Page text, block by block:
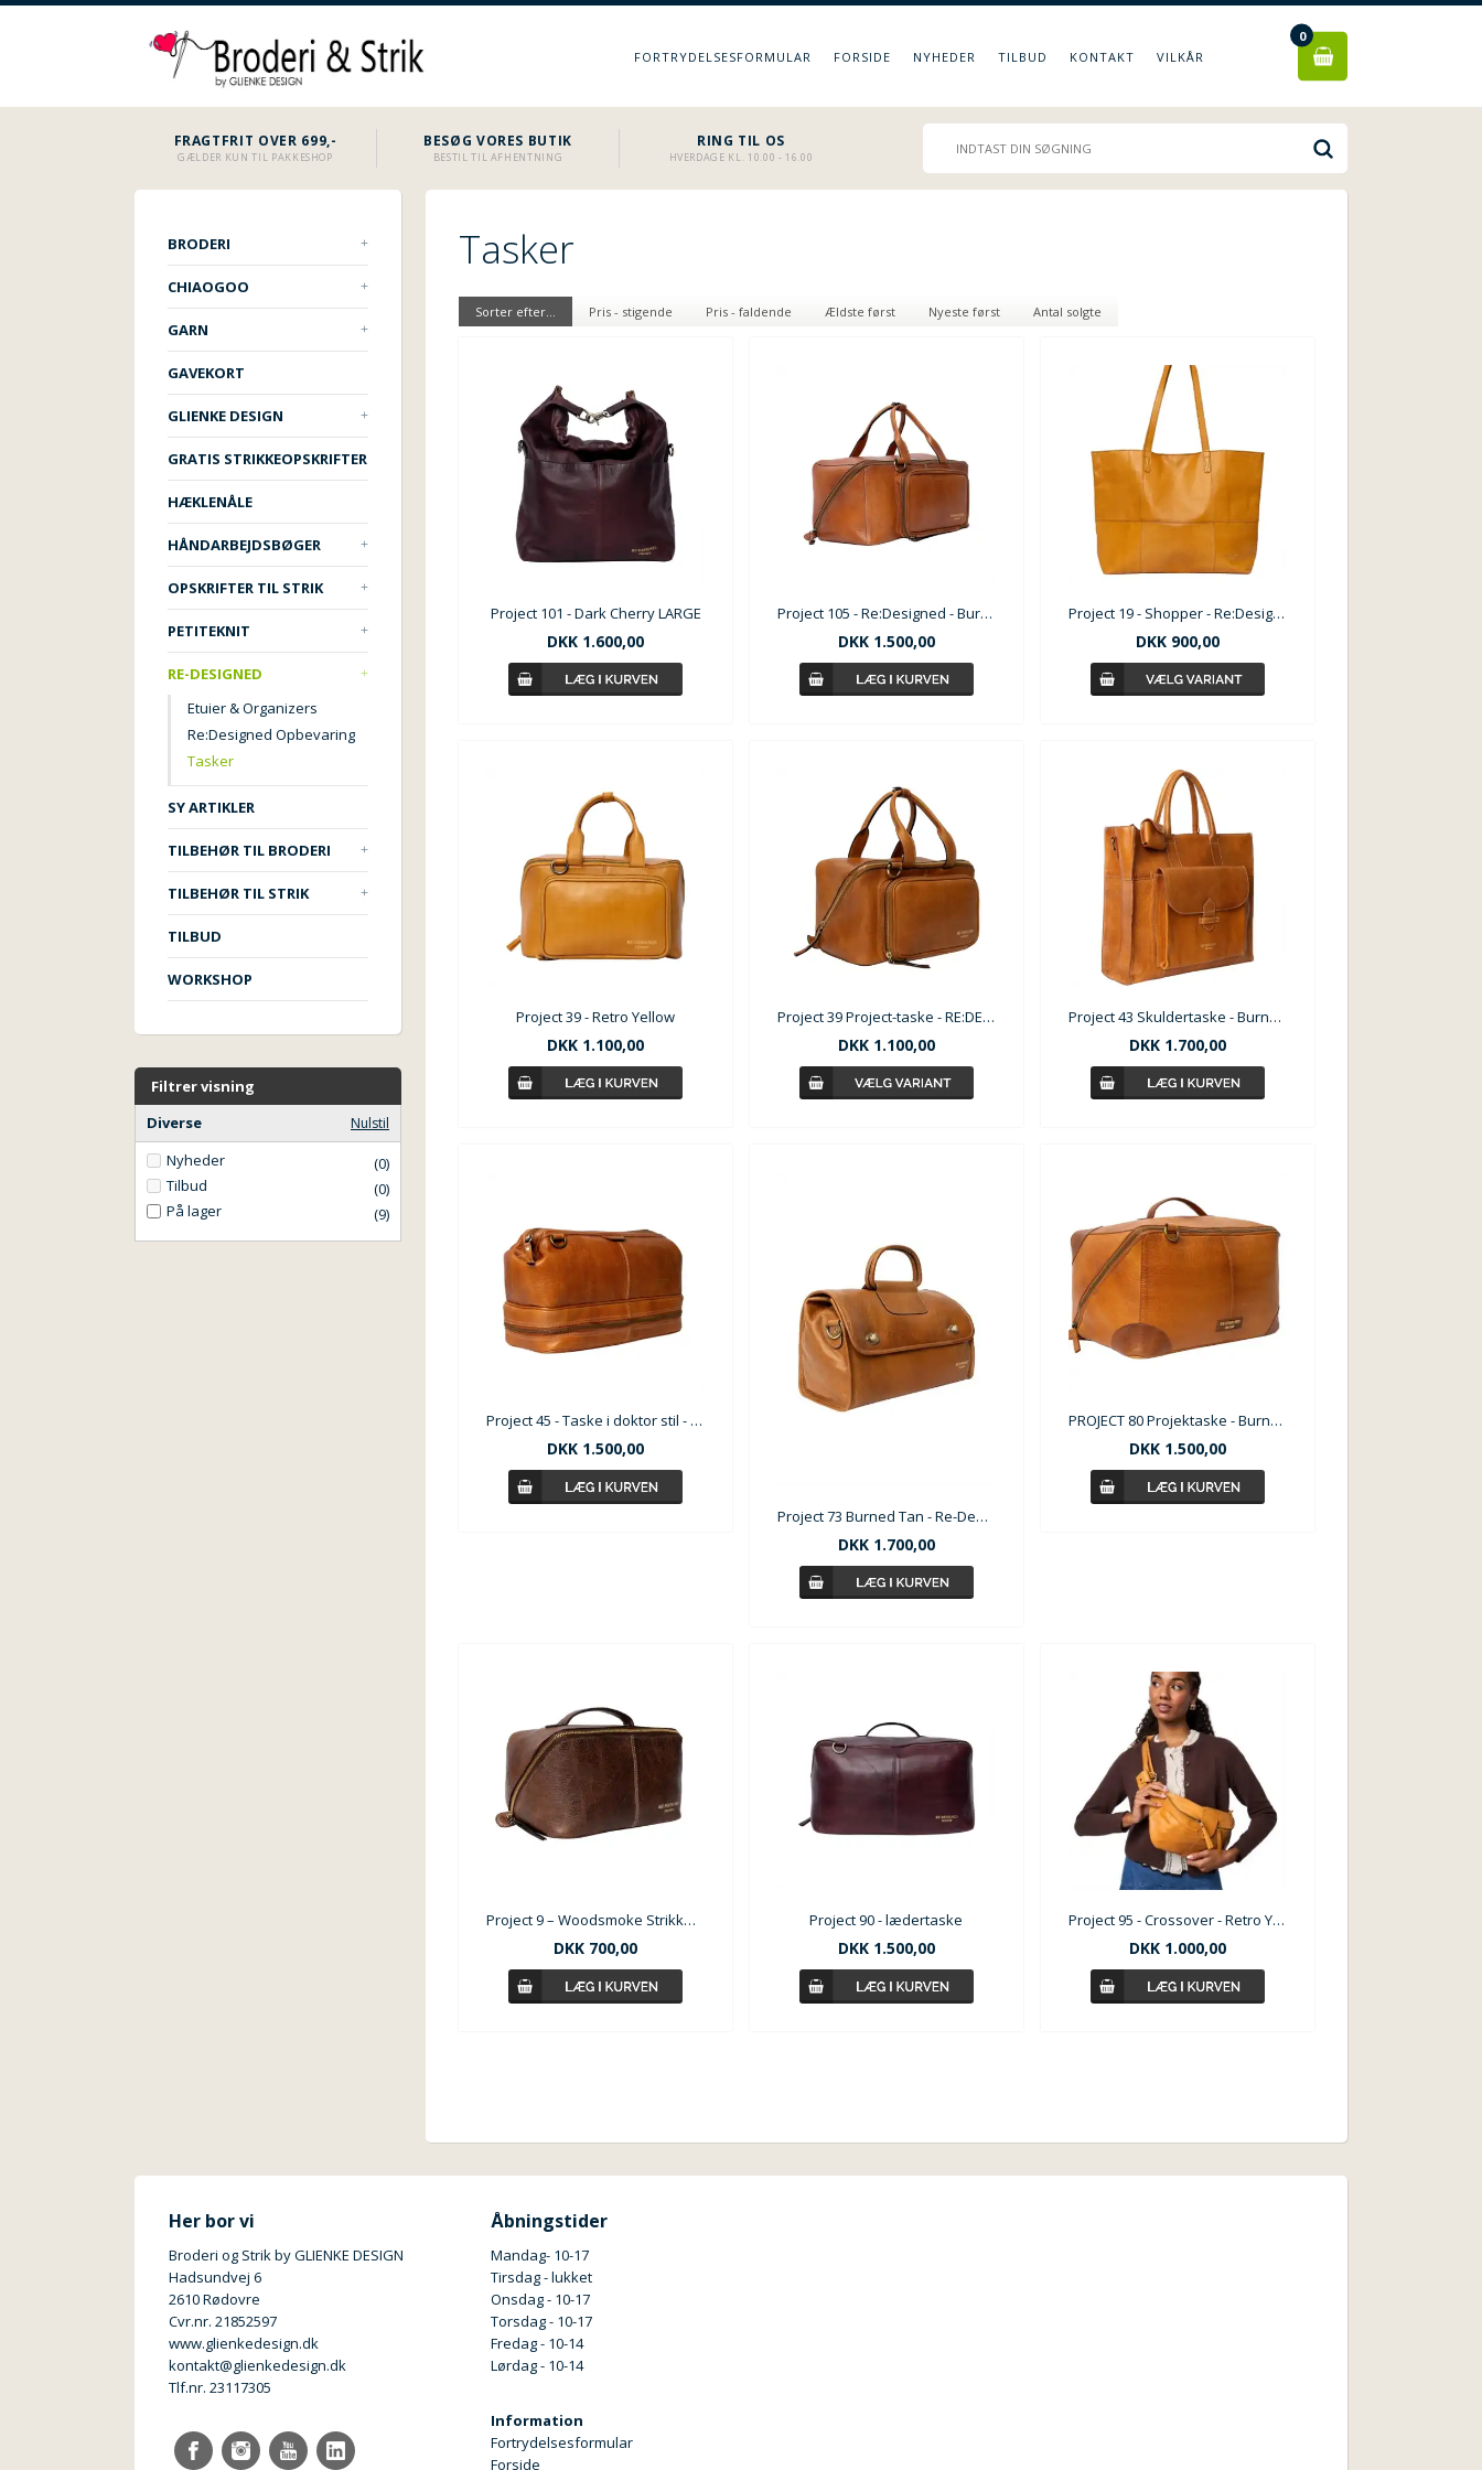
FORTRYDELSESFORMULAR FORSIDE NYHEDER TILBUD KONTAKT VILKÅR
0
FRAGTFRIT OVER 699,-
GÆLDER KUN TIL PAKKESHOP
BESØG VORES BUTIK
BESTIL TIL AFHENTNING
RING TIL OS
HVERDAGE KL. 10.00 - 16.00
BRODERI
CHIAOGOO
GARN
GAVEKORT
GLIENKE DESIGN
GRATIS STRIKKEOPSKRIFTER
HÆKLENÅLE
HÅNDARBEJDSBØGER
OPSKRIFTER TIL STRIK
PETITEKNIT
RE-DESIGNED
Etuier & Organizers
Re:Designed Opbevaring
Tasker
SY ARTIKLER
TILBEHØR TIL BRODERI
TILBEHØR TIL STRIK
TILBUD
WORKSHOP
Filtrer visning
Diverse
Nulstil
Nyheder
(0)
Tilbud
(0)
På lager
(9)
Tasker
Sorter efter... Pris - stigende Pris - faldende Ældste først Nyeste først Antal solgte
Project 101 - Dark Cherry LARGE
DKK 1.600,00
Project 105 - Re:Designed - Burned Tan
DKK1.500,00
Project 19 - Shopper - Re:Designed
DKK900,00
Project 39 - Retro Yellow
DKK 1.100,00
Project 39 Project-taske - RE:DESIGNED
DKK1.100,00
Project 43 Skuldertaske - Burned Tan
DKK1.700,00
Project 45 - Taske i doktor stil - Burned Tan
DKK 1.500,00
Project 73 Burned Tan - Re-Desiged
DKK1.700,00
PROJECT 80 Projektaske - Burned Tan / Walnut
DKK1.500,00
Project 9 – Woodsmoke Strikketaske i læder
DKK 700,00
Project 90 - lædertaske
DKK1.500,00
Project 95 - Crossover - Retro Yellow
DKK1.000,00
Her bor vi
Broderi og Strik by GLIENKE DESIGN
Hadsundvej 6
2610 Rødovre
Cvr.nr. 21852597
www.glienkedesign.dk
kontakt@glienkedesign.dk
Tlf.nr. 23117305
Åbningstider
Mandag- 10-17
Tirsdag - lukket
Onsdag - 10-17
Torsdag - 10-17
Fredag - 10-14
Lørdag - 10-14
Information
Fortrydelsesformular
Forside